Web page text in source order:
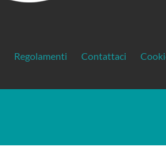
Regolamenti Contattaci